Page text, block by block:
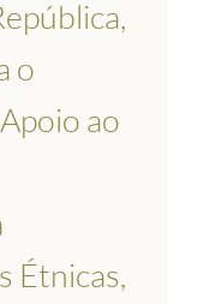
o
ao
Étnicas,